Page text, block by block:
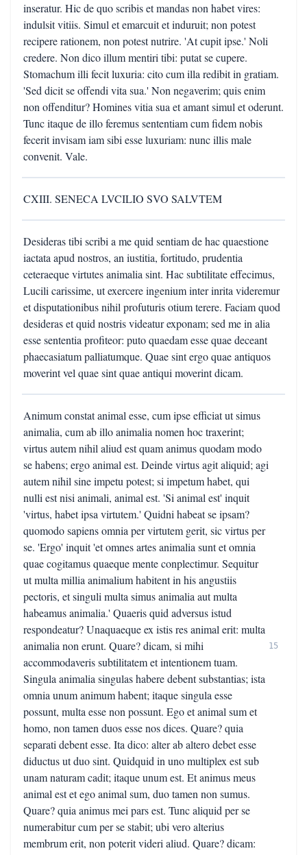
inseratur. Hic de quo scribis et mandas non habet vires:
indulsit vitiis. Simul et emarcuit et induruit; non potest
recipere rationem, non potest nutrire. 'At cupit ipse.' Noli
credere. Non dico illum mentiri tibi: putat se cupere.
Stomachum illi fecit luxuria: cito cum illa redibit in gratiam.
'Sed dicit se offendi vita sua.' Non negaverim; quis enim
non offenditur? Homines vitia sua et amant simul et oderunt.
Tunc itaque de illo feremus sententiam cum fidem nobis
fecerit invisam iam sibi esse luxuriam: nunc illis male
convenit. Vale.
CXIII. SENECA LVCILIO SVO SALVTEM
Desideras tibi scribi a me quid sentiam de hac quaestione
iactata apud nostros, an iustitia, fortitudo, prudentia
ceteraeque virtutes animalia sint. Hac subtilitate effecimus,
Lucili carissime, ut exercere ingenium inter inrita videremur
et disputationibus nihil profuturis otium terere. Faciam quod
desideras et quid nostris videatur exponam; sed me in alia
esse sententia profiteor: puto quaedam esse quae deceant
phaecasiatum palliatumque. Quae sint ergo quae antiquos
moverint vel quae sint quae antiqui moverint dicam.
Animum constat animal esse, cum ipse efficiat ut simus
animalia, cum ab illo animalia nomen hoc traxerint;
virtus autem nihil aliud est quam animus quodam modo
se habens; ergo animal est. Deinde virtus agit aliquid; agi
autem nihil sine impetu potest; si impetum habet, qui
nulli est nisi animali, animal est. 'Si animal est' inquit
'virtus, habet ipsa virtutem.' Quidni habeat se ipsam?
quomodo sapiens omnia per virtutem gerit, sic virtus per
se. 'Ergo' inquit 'et omnes artes animalia sunt et omnia
quae cogitamus quaeque mente conplectimur. Sequitur
ut multa millia animalium habitent in his angustiis
pectoris, et singuli multa simus animalia aut multa
habeamus animalia.' Quaeris quid adversus istud
respondeatur? Unaquaeque ex istis res animal erit: multa
animalia non erunt. Quare? dicam, si mihi
accommodaveris subtilitatem et intentionem tuam.
Singula animalia singulas habere debent substantias; ista
omnia unum animum habent; itaque singula esse
possunt, multa esse non possunt. Ego et animal sum et
homo, non tamen duos esse nos dices. Quare? quia
separati debent esse. Ita dico: alter ab altero debet esse
diductus ut duo sint. Quidquid in uno multiplex est sub
unam naturam cadit; itaque unum est. Et animus meus
animal est et ego animal sum, duo tamen non sumus.
Quare? quia animus mei pars est. Tunc aliquid per se
numerabitur cum per se stabit; ubi vero alterius
membrum erit, non poterit videri aliud. Quare? dicam:
15